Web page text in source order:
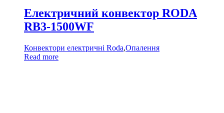
Електричний конвектор RODA
RB3-1500WF
Конвектори електричні Roda,Опалення
Read more